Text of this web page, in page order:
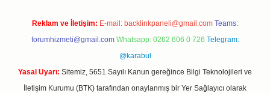
Reklam ve İletişim: E-mail: backlinkpaneli@gmail.com Teams:
forumhizmeti@gmail.com Whatsapp: 0262 606 0 726 Telegram:
@karabul
Yasal Uyarı: Sitemiz, 5651 Sayılı Kanun gereğince Bilgi Teknolojileri ve
İletişim Kurumu (BTK) tarafından onaylanmış bir Yer Sağlayıcı olarak